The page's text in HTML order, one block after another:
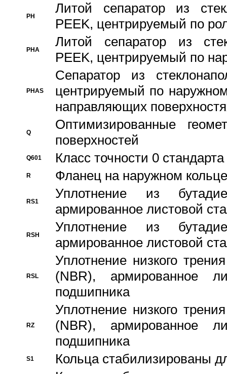
PH
Литой сепаратор из
PEEK, центрируемый по
PHA
Литой сепаратор из
PEEK, центрируемый по
PHAS
Сепаратор из
центрируемый по
направляющих
Q
Оптимизированные
поверхностей
Q601 Класс точности 0
R Фланец на наружном кольце
RS1
Уплотнение из
армированное листовой
RSH
Уплотнение из
армированное листовой
RSL
Уплотнение низкого
(NBR), армированное
подшипника
RZ
Уплотнение низкого
(NBR), армированное
подшипника
S1 Кольца стабилизированы